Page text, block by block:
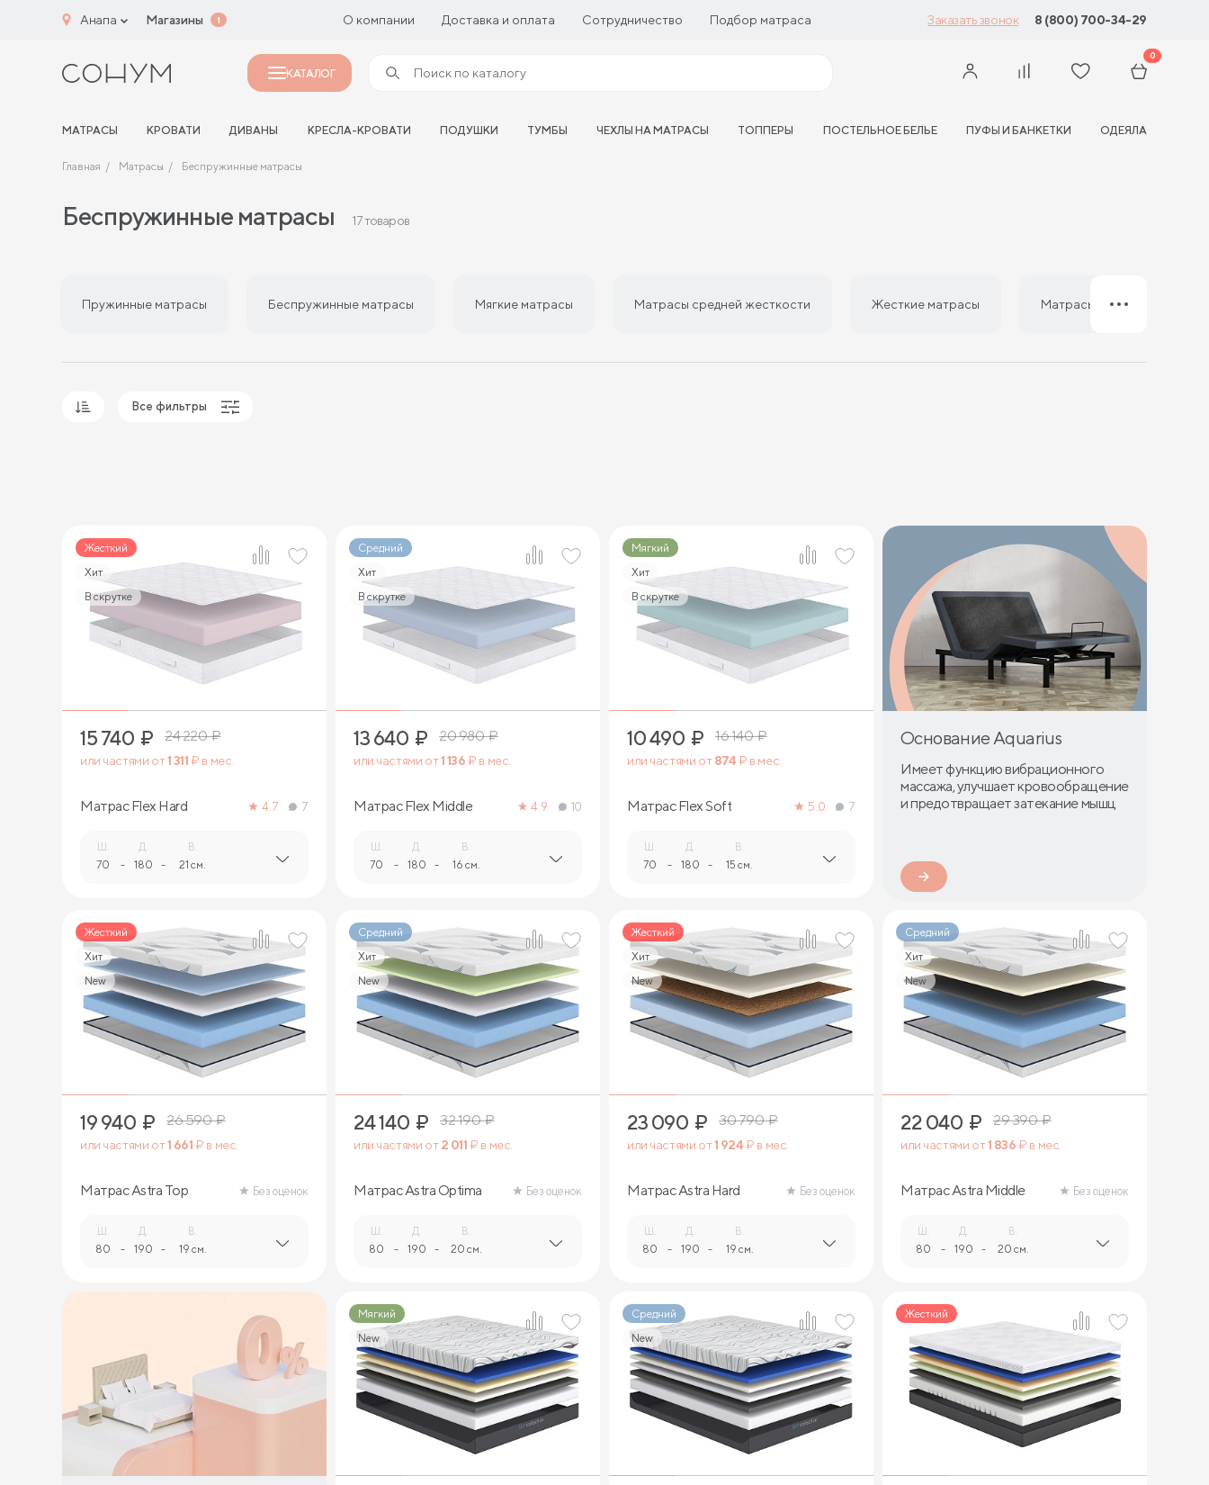
Анапа Магазины 1 О компании Доставка и оплата Сотрудничество Подбор матраса Заказать звонок 8 (800) 700-34-29
КАТАЛОГ
0
МАТРАСЫ КРОВАТИ ДИВАНЫ КРЕСЛА-КРОВАТИ ПОДУШКИ ТУМБЫ ЧЕХЛЫ НА МАТРАСЫ ТОППЕРЫ ПОСТЕЛЬНОЕ БЕЛЬЕ ПУФЫ И БАНКЕТКИ ОДЕЯЛА
Главная Матрасы Беспружинные матрасы
Беспружинные матрасы 17 товаров
Пружинные матрасы Беспружинные матрасы Мягкие матрасы Матрасы средней жесткости Жесткие матрасы Матрасы из латекса
Все фильтры
Жесткий
Хит
В скрутке
15 740 ₽ 24 220₽
или частями от1 311 ₽ в мес.
Матрас Flex Hard 4.7 7
Ш.
70 -
Д.
180 -
В.
21 см.
Средний
Хит
В скрутке
1
13 640 ₽ 20 980₽
или частями от1 136 ₽ в мес.
Матрас Flex Middle 4.9 10
Ш.
70 -
Д.
180 -
В.
16 см.
Мягкий
Хит
В скрутке
10 490 ₽ 16 140₽
или частями от874 ₽ в мес.
Матрас Flex Soft 5.0 7
Ш.
70 -
Д.
180 -
В.
15 см.
Основание Aquarius
Имеет функцию вибрационного
массажа, улучшает кровообращение
и предотвращает затекание мышц
Жесткий
Хит
New
2
19 940 ₽ 26 590₽
или частями от1 661 ₽ в мес.
Матрас Astra Top Без оценок
Ш.
80 -
Д.
190 -
В.
19 см.
Средний
Хит
New
2
24 140 ₽ 32 190₽
или частями от2 011 ₽ в мес.
Матрас Astra Optima Без оценок
Ш.
80 -
Д.
190 -
В.
20 см.
Жесткий
Хит
New
2
23 090 ₽ 30 790₽
или частями от1 924 ₽ в мес.
Матрас Astra Hard Без оценок
Ш.
80 -
Д.
190 -
В.
19 см.
Средний
Хит
New
2
22 040 ₽ 29 390₽
или частями от1 836 ₽ в мес.
Матрас Astra Middle Без оценок
Ш.
80 -
Д.
190 -
В.
20 см.
Мягкий
New
2
Средний
New
2
Жесткий
1